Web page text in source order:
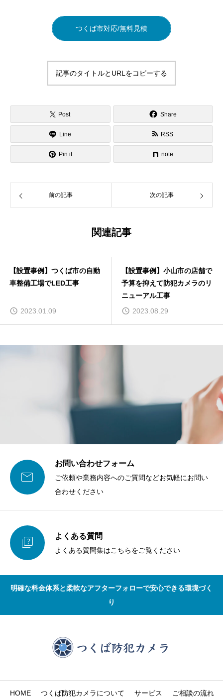
つくば市対応/無料見積
記事のタイトルとURLをコピーする
Post Share
Line RSS
Pin it note
前の記事 次の記事
関連記事
【設置事例】つくば市の自動
車整備工場でLED工事
2023.01.09
【設置事例】小山市の店舗で
予算を抑えて防犯カメラのリ
ニューアル工事
2023.08.29

お問い合わせフォーム
ご依頼や業務内容へのご質問などお気軽にお問い
合わせください
 よくある質問
よくある質問集はこちらをご覧ください
明確な料金体系と柔軟なアフターフォローで安心できる環境づく
り
HOME つくば防犯カメラについて サービス ご相談の流れ